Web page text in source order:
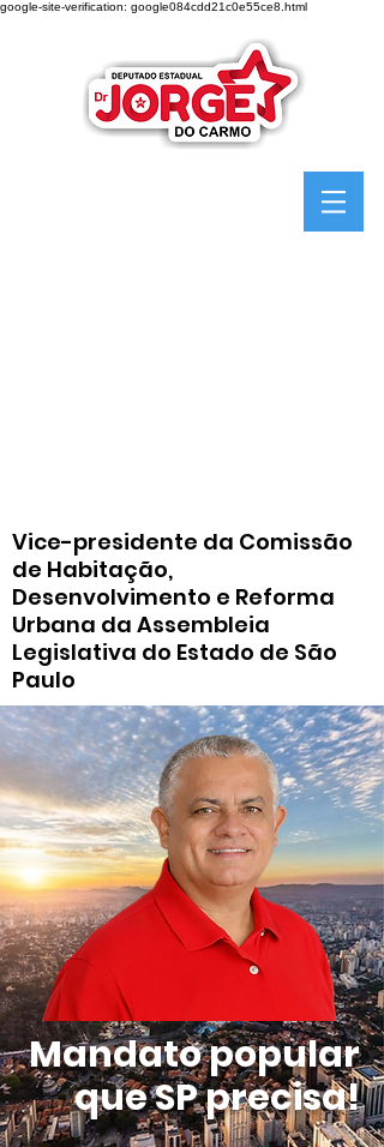
google-site-verification: google084cdd21c0e55ce8.html
Vice-presidente da Comissão
de Habitação,
Desenvolvimento e Reforma
Urbana da Assembleia
Legislativa do Estado de São
Paulo
Mandato popular
que SP precisa!